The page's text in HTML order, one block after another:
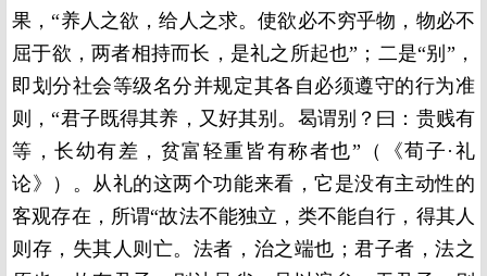
果，“养人之欲，给人之求。使欲必不穷乎物，物必不
屈于欲，两者相持而长，是礼之所起也”；二是“别”，
即划分社会等级名分并规定其各自必须遵守的行为准
则，“君子既得其养，又好其别。曷谓别？曰：贵贱有
等，长幼有差，贫富轻重皆有称者也”（《荀子·礼
论》）。从礼的这两个功能来看，它是没有主动性的
客观存在，所谓“故法不能独立，类不能自行，得其人
则存，失其人则亡。法者，治之端也；君子者，法之